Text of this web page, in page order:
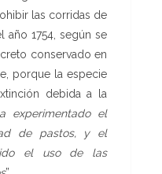
las corridas de
año 1754, según se
conservado en
porque la especie
debida a la
experimentado el
de pastos, y el
el uso de las